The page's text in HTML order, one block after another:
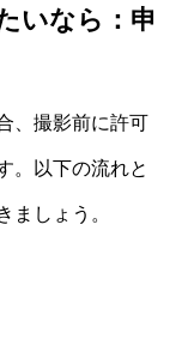
いなら：申
、撮影前に許可
。以下の流れと
ましょう。